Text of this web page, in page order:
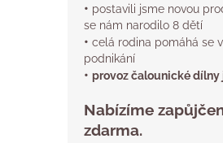
• postavili jsme novou
se nám narodilo 8 dětí
• celá rodina pomáhá se
podnikání
• provoz čalounické dílny
Nabízíme
zdarma.